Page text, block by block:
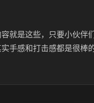
就是这些，只要小伙伴
手感和打击感都是很棒